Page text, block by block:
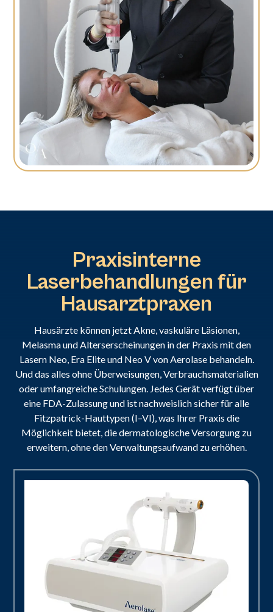
Praxisinterne
Laserbehandlungen für
Hausarztpraxen
Hausärzte können jetzt Akne, vaskuläre Läsionen,
Melasma und Alterserscheinungen in der Praxis mit den
Lasern Neo, Era Elite und Neo V von Aerolase behandeln.
Und das alles ohne Überweisungen, Verbrauchsmaterialien
oder umfangreiche Schulungen. Jedes Gerät verfügt über
eine FDA-Zulassung und ist nachweislich sicher für alle
Fitzpatrick-Hauttypen (I–VI), was Ihrer Praxis die
Möglichkeit bietet, die dermatologische Versorgung zu
erweitern, ohne den Verwaltungsaufwand zu erhöhen.